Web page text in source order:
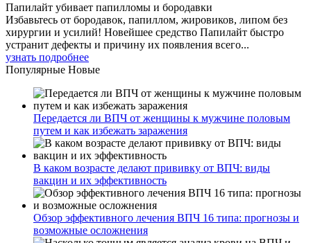
Папилайт убивает папилломы и бородавки
Избавьтесь от бородавок, папиллом, жировиков, липом без
хирургии и усилий! Новейшее средство Папилайт быстро
устранит дефекты и причину их появления всего...
узнать подробнее
Популярные Новые
Передается ли ВПЧ от женщины к мужчине половым
путем и как избежать заражения
В каком возрасте делают прививку от ВПЧ: виды
вакцин и их эффективность
Обзор эффективного лечения ВПЧ 16 типа: прогнозы и
возможные осложнения